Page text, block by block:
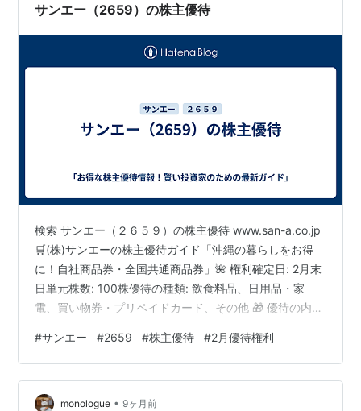
サンエー（2659）の株主優待
検索 サンエー（２６５９）の株主優待 www.san-a.co.jp
🛒(株)サンエーの株主優待ガイド「沖縄の暮らしをお得
に！自社商品券・全国共通商品券」🌺 権利確定日: 2月末
日単元株数: 100株優待の種類: 飲食料品、日用品・家
電、買い物券・プリペイドカード、その他 🎁 優待の内容
きる商品券が変わるのがポイント！ 沖縄県在住株主: 自
社商品券 沖縄県外在住株主: 全国共通商品券 保有株数に
応じて金額もアップ！👇 保有株数 優待内容 200株以上
2,000円分（1,000円券×2枚） 500株以上 3,000円分
#サンエー #2659 #株主優待 #2月優待権利
monologue • 9ヶ月前